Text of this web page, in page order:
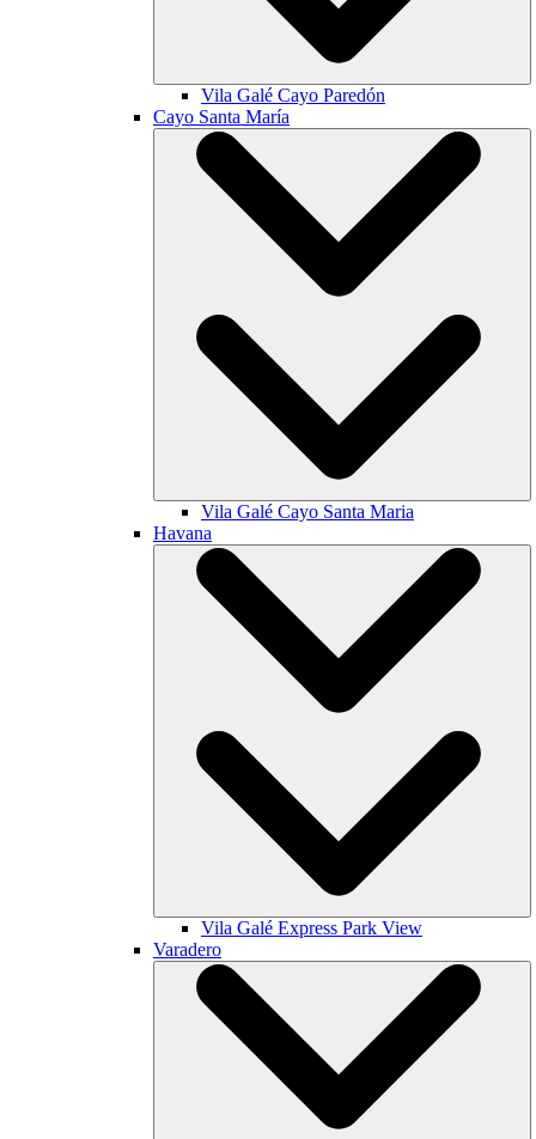
Vila Galé Cayo Paredón
Cayo Santa María
Vila Galé Cayo Santa Maria
Havana
Vila Galé Express Park View
Varadero